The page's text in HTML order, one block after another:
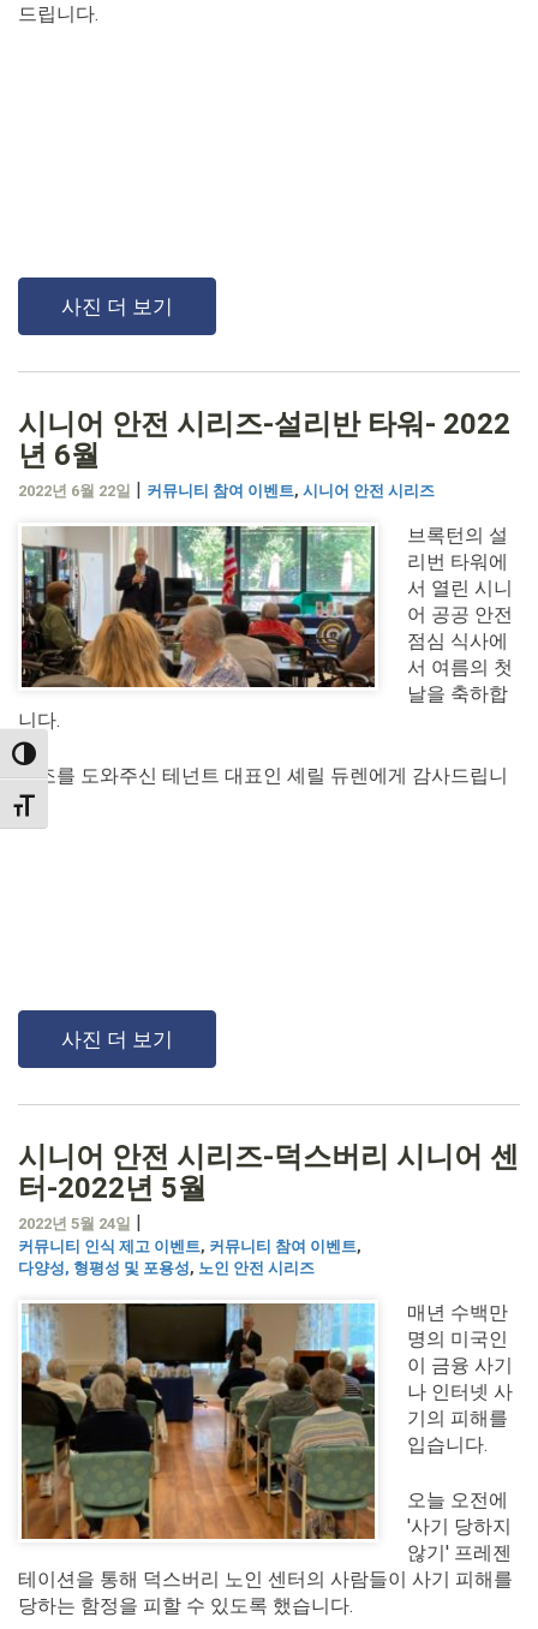
TOGGLE HIGH CONTRAST
TOGGLE FONT SIZE
드립니다.
사진 더 보기
시니어 안전 시리즈-설리반 타워- 2022
년 6월
2022년 6월 22일 | 커뮤니티 참여 이벤트, 시니어 안전 시리즈
브록턴의 설
리번 타워에
서 열린 시니
어 공공 안전
점심 식사에
서 여름의 첫
날을 축하합
니다.
협조를 도와주신 테넌트 대표인 셰릴 듀렌에게 감사드립니
다.
사진 더 보기
시니어 안전 시리즈-덕스버리 시니어 센
터-2022년 5월
2022년 5월 24일 |
커뮤니티 인식 제고 이벤트, 커뮤니티 참여 이벤트,
다양성, 형평성 및 포용성, 노인 안전 시리즈
매년 수백만
명의 미국인
이 금융 사기
나 인터넷 사
기의 피해를
입습니다.
오늘 오전에
'사기 당하지
않기' 프레젠
테이션을 통해 덕스버리 노인 센터의 사람들이 사기 피해를
당하는 함정을 피할 수 있도록 했습니다.